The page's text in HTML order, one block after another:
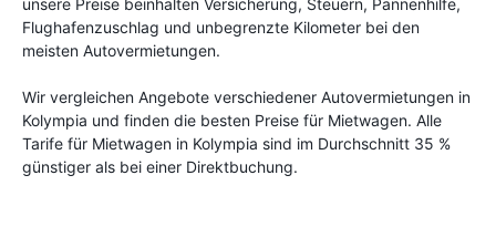
unsere Preise beinhalten Versicherung, Steuern, Pannenhilfe,
Flughafenzuschlag und unbegrenzte Kilometer bei den
meisten Autovermietungen.
Wir vergleichen Angebote verschiedener Autovermietungen in
Kolympia und finden die besten Preise für Mietwagen. Alle
Tarife für Mietwagen in Kolympia sind im Durchschnitt 35 %
günstiger als bei einer Direktbuchung.